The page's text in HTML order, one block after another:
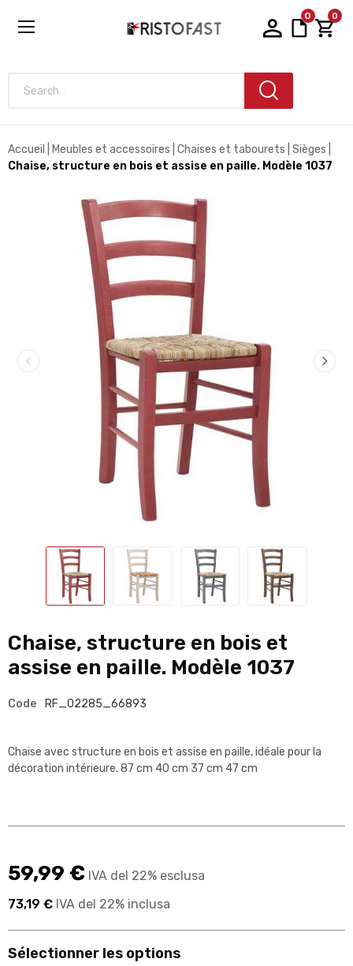
0 0
Search...
Accueil Meubles et accessoires Chaises et tabourets Sièges
Chaise, structure en bois et assise en paille. Modèle 1037
Chaise, structure en bois et
assise en paille. Modèle 1037
Code RF_02285_66893
Chaise avec structure en bois et assise en paille, idéale pour la
décoration intérieure. 87 cm 40 cm 37 cm 47 cm
59,99 € IVA del 22% esclusa
73,19 € IVA del 22% inclusa
Sélectionner les options